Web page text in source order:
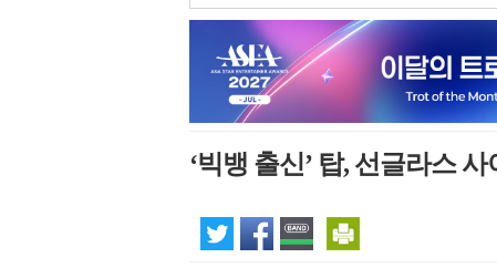
‘빅뱅 출신’ 탑, 선글라스